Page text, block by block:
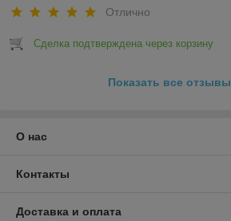
Отлично
Сделка подтверждена через корзину
Показать все отзывы
О нас
Контакты
Доставка и оплата